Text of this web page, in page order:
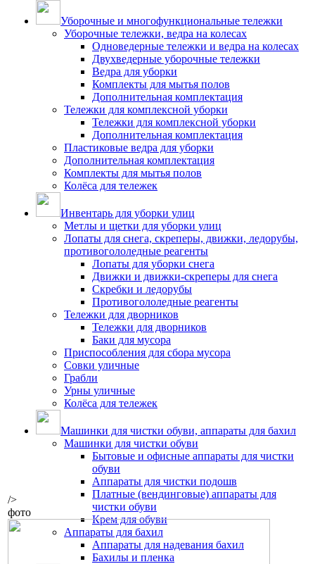
Уборочные и многофункциональные тележки
Уборочные тележки, ведра на колесах
Одноведерные тележки и ведра на колесах
Двухведерные уборочные тележки
Ведра для уборки
Комплекты для мытья полов
Дополнительная комплектация
Тележки для комплексной уборки
Тележки для комплексной уборки
Дополнительная комплектация
Пластиковые ведра для уборки
Дополнительная комплектация
Комплекты для мытья полов
Колёса для тележек
Инвентарь для уборки улиц
Метлы и щетки для уборки улиц
Лопаты для снега, скреперы, движки, ледорубы,
противогололедные реагенты
Лопаты для уборки снега
Движки и движки-скреперы для снега
Скребки и ледорубы
Противогололедные реагенты
Тележки для дворников
Тележки для дворников
Баки для мусора
Приспособления для сбора мусора
Совки уличные
Грабли
Урны уличные
Колёса для тележек
Машинки для чистки обуви, аппараты для бахил
Машинки для чистки обуви
Бытовые и офисные аппараты для чистки
обуви
Аппараты для чистки подошв
Платные (вендинговые) аппараты для
чистки обуви
Крем для обуви
Аппараты для бахил
Аппараты для надевания бахил
Бахилы и пленка
/>
фото